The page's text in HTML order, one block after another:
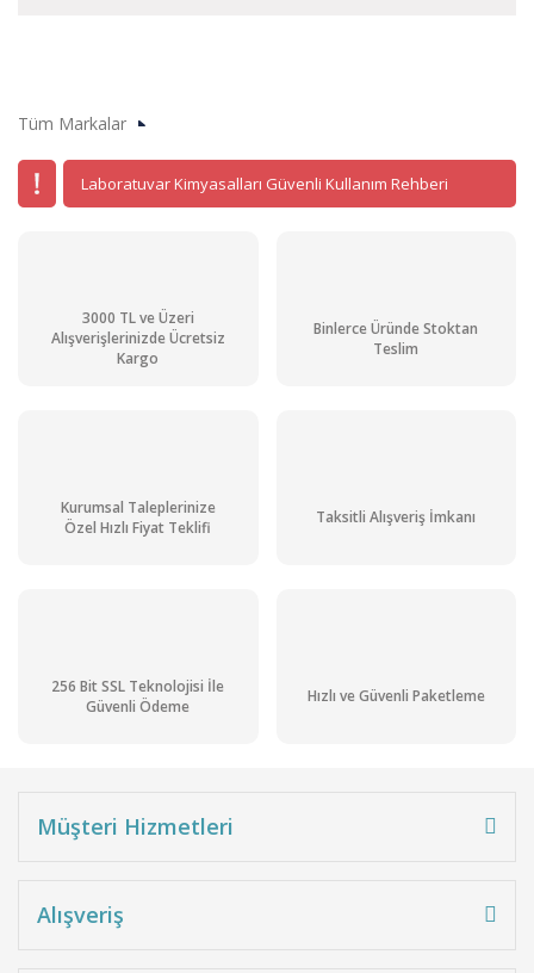
Tüm Markalar
Laboratuvar Kimyasalları Güvenli Kullanım Rehberi
3000 TL ve Üzeri
Alışverişlerinizde Ücretsiz
Kargo
Binlerce Üründe Stoktan
Teslim
Kurumsal Taleplerinize
Özel Hızlı Fiyat Teklifi
Taksitli Alışveriş İmkanı
256 Bit SSL Teknolojisi İle
Güvenli Ödeme
Hızlı ve Güvenli Paketleme
Müşteri Hizmetleri
Alışveriş